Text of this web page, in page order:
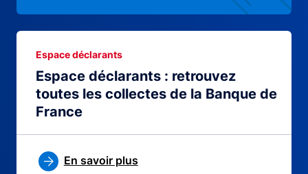
Espace déclarants : retrouvez
toutes les collectes de la Banque de
France
Espace déclarants
En savoir plus